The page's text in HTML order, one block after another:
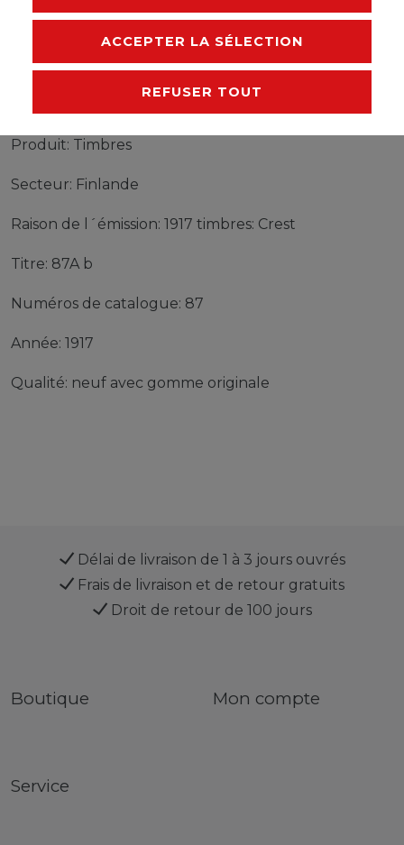
FABRICANT
Timbres Finlande 87A b neuf avec gomme originale
1917 timbres: Crest
Produit: Timbres
Secteur: Finlande
Raison de l´émission: 1917 timbres: Crest
Titre: 87A b
Numéros de catalogue: 87
Année: 1917
Qualité: neuf avec gomme originale
Délai de livraison de 1 à 3 jours ouvrés
Frais de livraison et de retour gratuits
Droit de retour de 100 jours
Boutique Mon compte
Service
ACCEPTER LA SÉLECTION
REFUSER TOUT